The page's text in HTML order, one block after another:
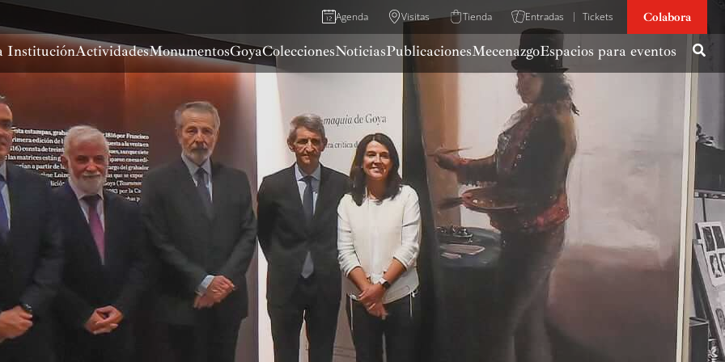
Agenda Visitas Tienda Entradas Tickets Colabora
InstituciónActividadesMonumentosGoyaColeccionesNoticiasPublicacionesMecenazgoEspacios para eventos